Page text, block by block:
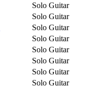
Solo Guitar
Solo Guitar
Solo Guitar
Solo Guitar
Solo Guitar
Solo Guitar
Solo Guitar
Solo Guitar